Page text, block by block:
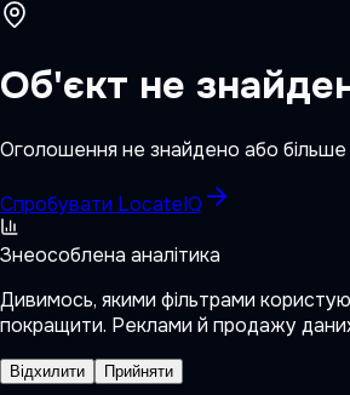
Об'єкт не
Оголошення не знайдено або
Спробувати LocateIQ
Знеособлена аналітика
Дивимось, якими фільтрами
покращити. Реклами й продажу
Відхилити Прийняти